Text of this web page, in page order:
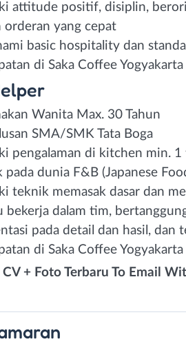
attitude positif, disiplin,
orderan yang cepat
basic hospitality dan
di Saka Coffee Yogyakarta
Wanita Max. 30 Tahun
SMA/SMK Tata Boga
pengalaman di kitchen min. 1
pada dunia F&B (Japanese
teknik memasak dasar dan
bekerja dalam tim,
pada detail dan hasil, dan
di Saka Coffee Yogyakarta
CV + Foto Terbaru To Email